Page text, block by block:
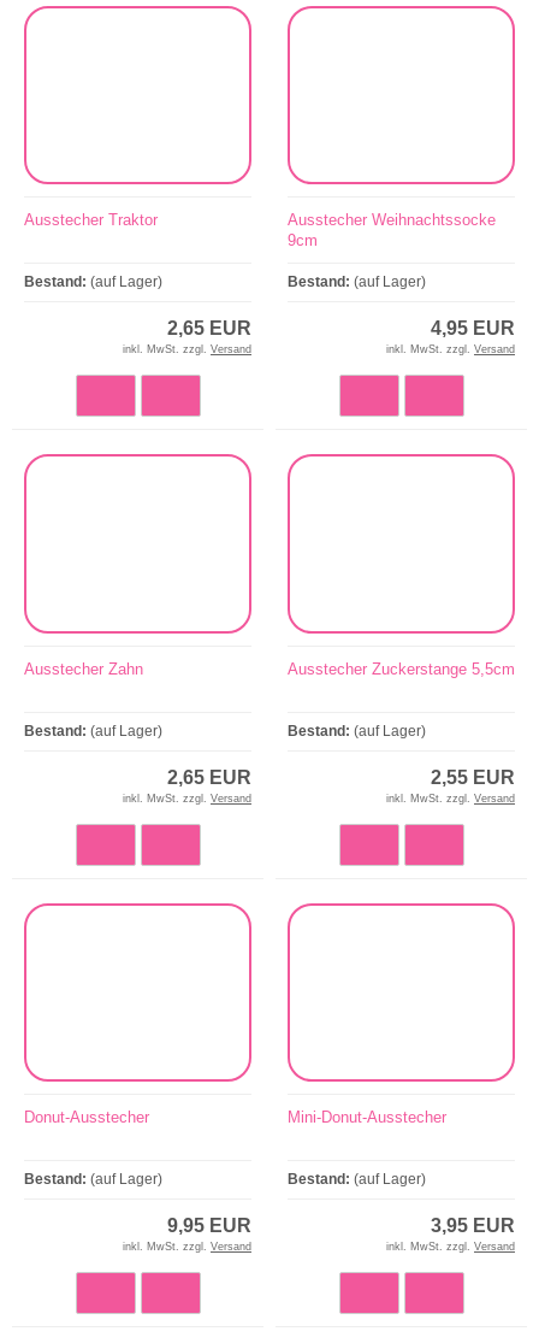
Ausstecher Traktor
Bestand: (auf Lager)
2,65 EUR
inkl. MwSt. zzgl. Versand
Ausstecher Weihnachtssocke
9cm
Bestand: (auf Lager)
4,95 EUR
inkl. MwSt. zzgl. Versand
Ausstecher Zahn
Bestand: (auf Lager)
2,65 EUR
inkl. MwSt. zzgl. Versand
Ausstecher Zuckerstange 5,5cm
Bestand: (auf Lager)
2,55 EUR
inkl. MwSt. zzgl. Versand
Donut-Ausstecher
Bestand: (auf Lager)
9,95 EUR
inkl. MwSt. zzgl. Versand
Mini-Donut-Ausstecher
Bestand: (auf Lager)
3,95 EUR
inkl. MwSt. zzgl. Versand